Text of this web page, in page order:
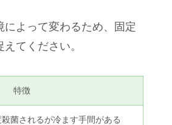
よって変わるため、固定
てください。
特徴
菌されるが冷ます手間がある